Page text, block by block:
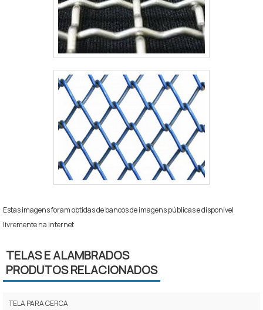
demais a estrutura. Em situações de segurança, a
adição de hastes superiores inclinadas ou arame
farpado especializado agrega proteção sem alterar
a altura base de 1 metro.
Para manutenção e compra: prefira fornecedores
que entreguem medidas padronizadas e serviço de
corte no local; trate a tela com pintura anticorrosiva
se a instalação for costeira ou úmida. Considere
também consultar um técnico para cálculo de carga
de vento e dimensionamento de fundações leves
quando o solo for arenoso ou o perímetro for
extenso.
Verifique material: galvanizado ou PVC revestido,
prioridade para resistência à corrosão.
Dimensione postes: espaçamento 2–3 m e fixações
enterradas para tensão adequada.
Combine com elementos de privacidade (manta,
Estas imagens foram obtidas de bancos de imagens públicas e disponível
livremente na internet
TELAS E ALAMBRADOS
PRODUTOS RELACIONADOS
TELA PARA CERCA